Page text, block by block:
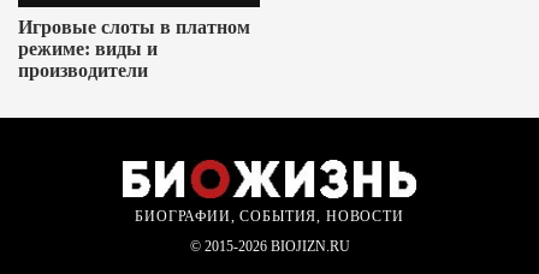
Игровые слоты в платном
режиме: виды и
производители
БИОГРАФИИ, СОБЫТИЯ, НОВОСТИ
© 2015-2026 BIOJIZN.RU